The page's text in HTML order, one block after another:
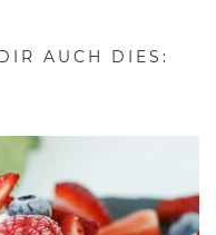
AUCH DIES: